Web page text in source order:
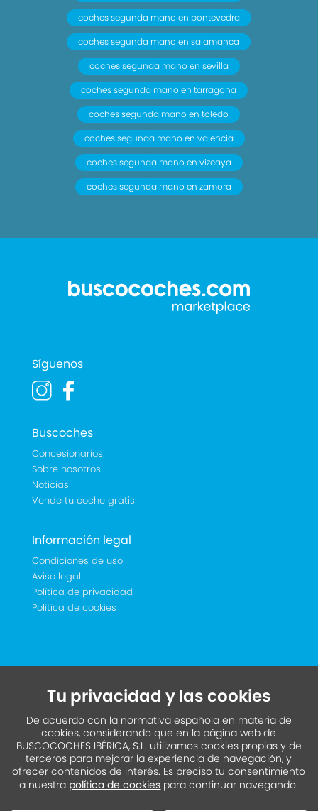
coches segunda mano en pontevedra
coches segunda mano en salamanca
coches segunda mano en sevilla
coches segunda mano en tarragona
coches segunda mano en toledo
coches segunda mano en valencia
coches segunda mano en vizcaya
coches segunda mano en zamora
Síguenos
Buscoches
Concesionarios
Sobre nosotros
Noticias
Vende tu coche gratis
Información legal
Condiciones de uso
Aviso legal
Política de privacidad
Política de cookies
Tu privacidad y las cookies
De acuerdo con la normativa española en materia de
cookies, considerando que en la página web de
BUSCOCOCHES IBÉRICA, S.L. utilizamos cookies propias y de
terceros para mejorar la experiencia de navegación, y
ofrecer contenidos de interés. Es preciso tu consentimiento
a nuestra política de cookies para continuar navegando.